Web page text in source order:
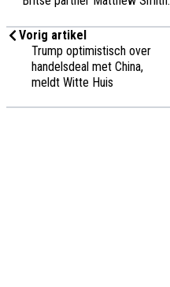
Vorig artikel
Trump optimistisch over
handelsdeal met China,
meldt Witte Huis